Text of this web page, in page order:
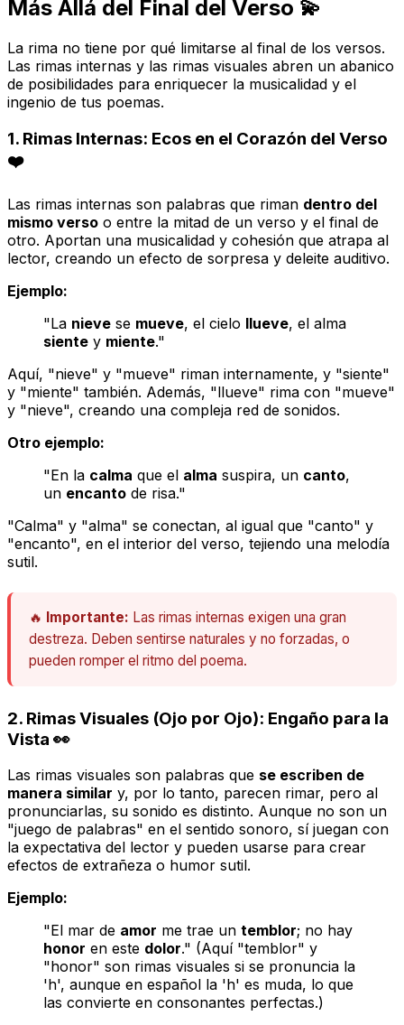
Más Allá del Final del Verso 💫
La rima no tiene por qué limitarse al final de los versos.
Las rimas internas y las rimas visuales abren un abanico
de posibilidades para enriquecer la musicalidad y el
ingenio de tus poemas.
1. Rimas Internas: Ecos en el Corazón del Verso
❤️
Las rimas internas son palabras que riman dentro del
mismo verso o entre la mitad de un verso y el final de
otro. Aportan una musicalidad y cohesión que atrapa al
lector, creando un efecto de sorpresa y deleite auditivo.
Ejemplo:
"La nieve se mueve, el cielo llueve, el alma
siente y miente."
Aquí, "nieve" y "mueve" riman internamente, y "siente"
y "miente" también. Además, "llueve" rima con "mueve"
y "nieve", creando una compleja red de sonidos.
Otro ejemplo:
"En la calma que el alma suspira, un canto,
un encanto de risa."
"Calma" y "alma" se conectan, al igual que "canto" y
"encanto", en el interior del verso, tejiendo una melodía
sutil.
🔥 Importante: Las rimas internas exigen una gran
destreza. Deben sentirse naturales y no forzadas, o
pueden romper el ritmo del poema.
2. Rimas Visuales (Ojo por Ojo): Engaño para la
Vista 👀
Las rimas visuales son palabras que se escriben de
manera similar y, por lo tanto, parecen rimar, pero al
pronunciarlas, su sonido es distinto. Aunque no son un
"juego de palabras" en el sentido sonoro, sí juegan con
la expectativa del lector y pueden usarse para crear
efectos de extrañeza o humor sutil.
Ejemplo:
"El mar de amor me trae un temblor; no hay
honor en este dolor." (Aquí "temblor" y
"honor" son rimas visuales si se pronuncia la
'h', aunque en español la 'h' es muda, lo que
las convierte en consonantes perfectas.)